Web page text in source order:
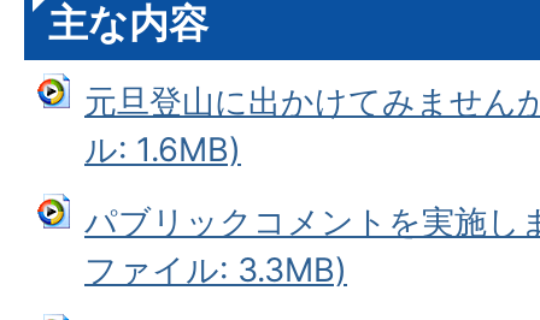
主な内容
元旦登山に出かけてみません
ル: 1.6MB)
パブリックコメントを実施し
ファイル: 3.3MB)